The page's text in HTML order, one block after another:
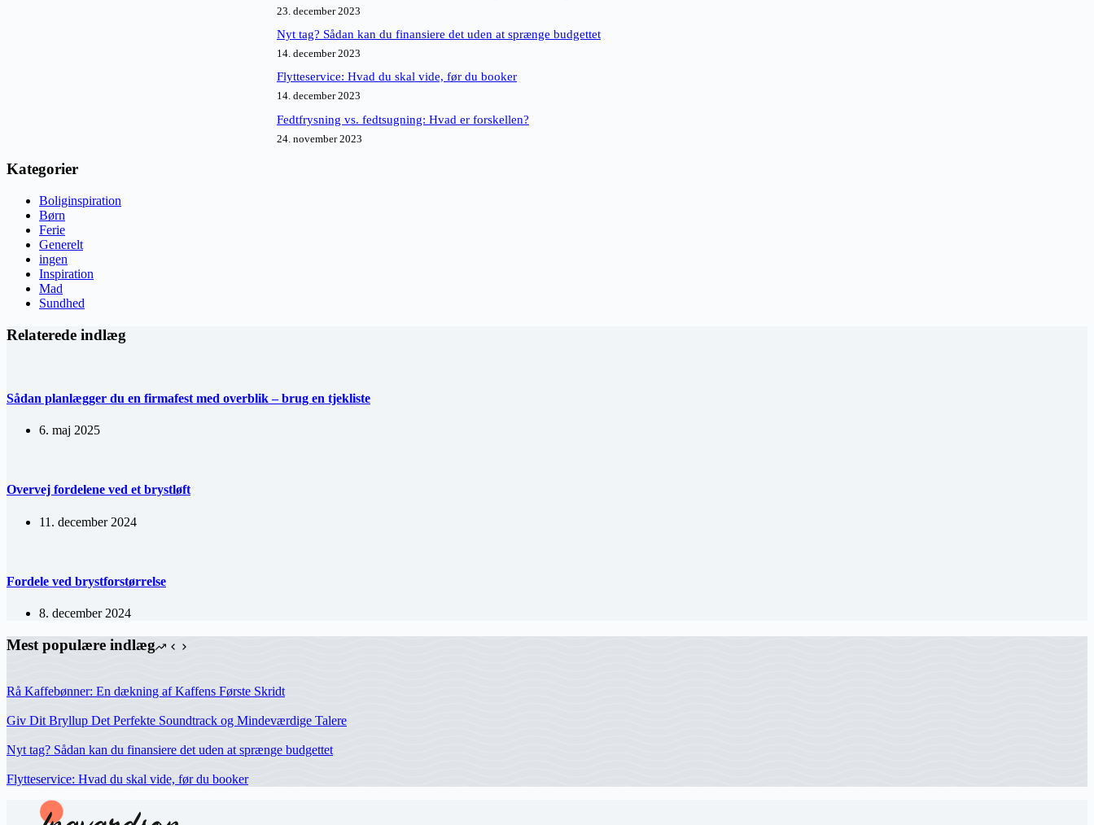
23. december 2023
Nyt tag? Sådan kan du finansiere det uden at sprænge budgettet
14. december 2023
Flytteservice: Hvad du skal vide, før du booker
14. december 2023
Fedtfrysning vs. fedtsugning: Hvad er forskellen?
24. november 2023
Kategorier
Boliginspiration
Børn
Ferie
Generelt
ingen
Inspiration
Mad
Sundhed
Relaterede indlæg
Sådan planlægger du en firmafest med overblik – brug en tjekliste
6. maj 2025
Overvej fordelene ved et brystløft
11. december 2024
Fordele ved brystforstørrelse
8. december 2024
Mest populære indlæg
Rå Kaffebønner: En dækning af Kaffens Første Skridt
Giv Dit Bryllup Det Perfekte Soundtrack og Mindeværdige Talere
Nyt tag? Sådan kan du finansiere det uden at sprænge budgettet
Flytteservice: Hvad du skal vide, før du booker